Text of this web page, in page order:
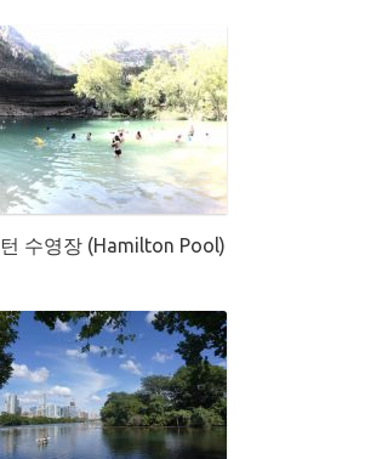
수영장 (Hamilton Pool)